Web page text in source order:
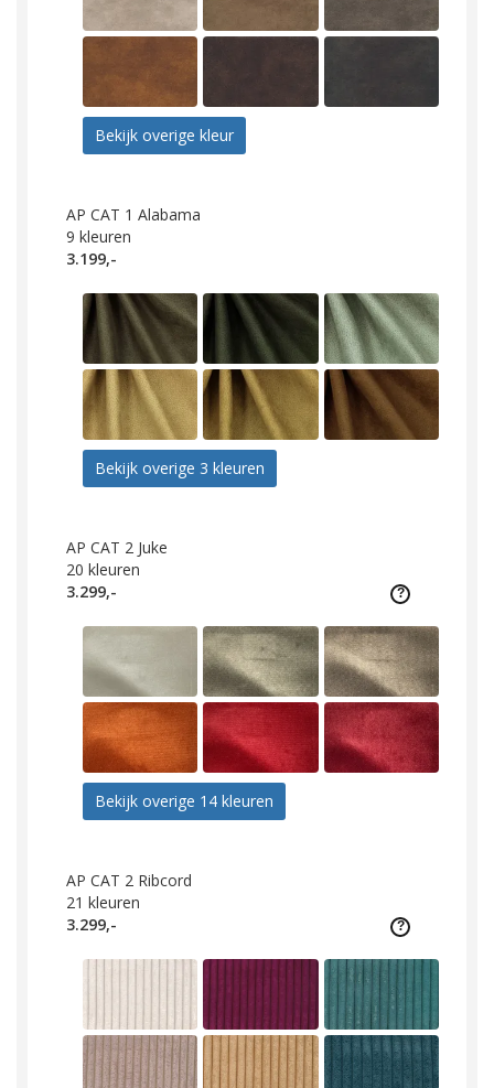
Bekijk overige kleur
AP CAT 1 Alabama
9 kleuren
3.199,-
Bekijk overige 3 kleuren
AP CAT 2 Juke
20 kleuren
3.299,-
Bekijk overige 14 kleuren
AP CAT 2 Ribcord
21 kleuren
3.299,-